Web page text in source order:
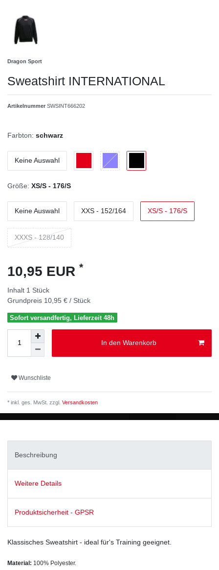
Dragon Sport
Sweatshirt INTERNATIONAL
Artikelnummer SWSINT666202
Farbton: schwarz
Keine Auswahl
Größe: XS/S - 176/S
Keine Auswahl XXS - 152/164 XS/S - 176/S
XXXS - 128/140
10,95 EUR *
Inhalt 1 Stück
Grundpreis 10,95 € / Stück
Sofort versandfertig, Lieferzeit 48h
In den Warenkorb
Wunschliste
* inkl. ges. MwSt. zzgl. Versandkosten
Beschreibung
Weitere Details
Produktsicherheit - GPSR
Klassisches Sweatshirt - ideal für's Training geeignet.
Material: 100% Polyester.